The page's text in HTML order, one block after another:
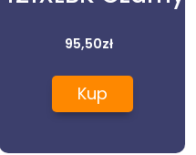
95,50zł
Kup